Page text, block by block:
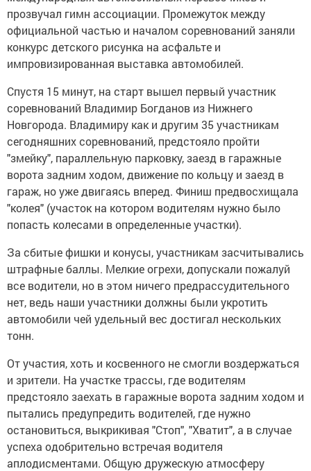
прозвучал гимн ассоциации. Промежуток между
официальной частью и началом соревнований заняли
конкурс детского рисунка на асфальте и
импровизированная выставка автомобилей.
Спустя 15 минут, на старт вышел первый участник
соревнований Владимир Богданов из Нижнего
Новгорода. Владимиру как и другим 35 участникам
сегодняшних соревнований, предстояло пройти
"змейку", параллельную парковку, заезд в гаражные
ворота задним ходом, движение по кольцу и заезд в
гараж, но уже двигаясь вперед. Финиш предвосхищала
"колея" (участок на котором водителям нужно было
попасть колесами в определенные участки).
За сбитые фишки и конусы, участникам засчитывались
штрафные баллы. Мелкие огрехи, допускали пожалуй
все водители, но в этом ничего предрассудительного
нет, ведь наши участники должны были укротить
автомобили чей удельный вес достигал нескольких
тонн.
От участия, хоть и косвенного не смогли воздержаться
и зрители. На участке трассы, где водителям
предстояло заехать в гаражные ворота задним ходом и
пытались предупредить водителей, где нужно
остановиться, выкрикивая "Стоп", "Хватит", а в случае
успеха одобрительно встречая водителя
аплодисментами. Общую дружескую атмосферу